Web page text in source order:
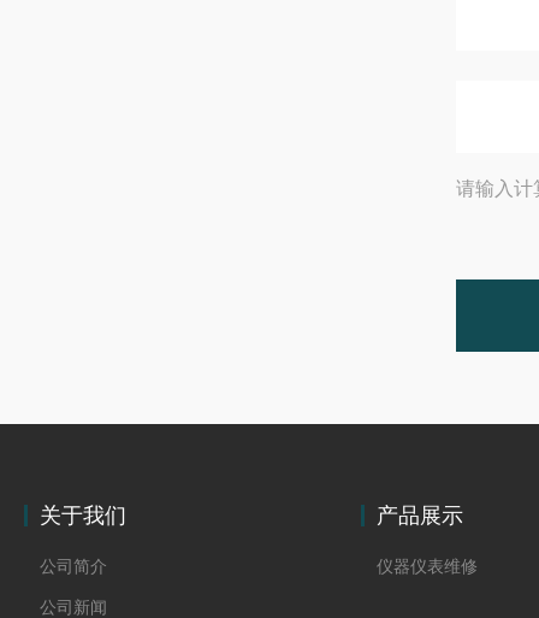
请输入计
关于我们
公司简介
公司新闻
产品展示
仪器仪表维修